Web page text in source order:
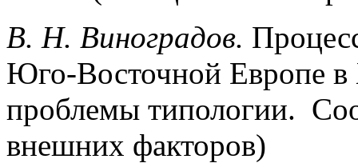
В. Н. Виноградов.
Юго-Восточной Европе
проблемы типологии.
внешних факторов)